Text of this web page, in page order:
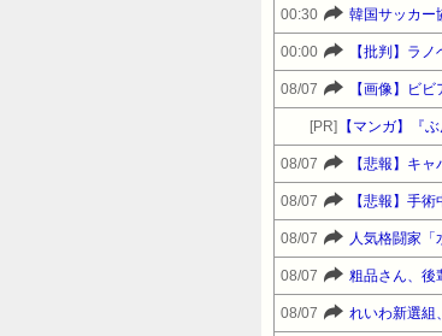
00:30 韓国サッカー
00:00 【批判】ラ
08/07 【画像】ビ
[PR] 【マンガ】『
08/07 【悲報】キ
08/07 【悲報】手
08/07 人気格闘家「
08/07 粗品さん、後
08/07 れいわ新選組